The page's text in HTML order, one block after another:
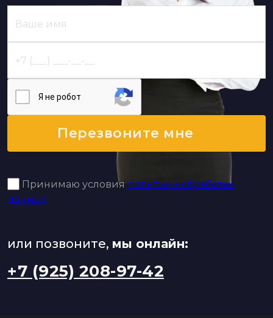
Я нe poбoт
Перезвоните мне
Принимаю условия политики обработки
данных
или позвоните, мы онлайн:
+7 (925) 208-97-42